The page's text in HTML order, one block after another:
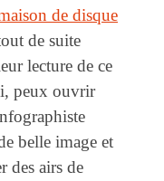
de disque
de suite
lecture de ce
peux ouvrir
belle image et
des airs de